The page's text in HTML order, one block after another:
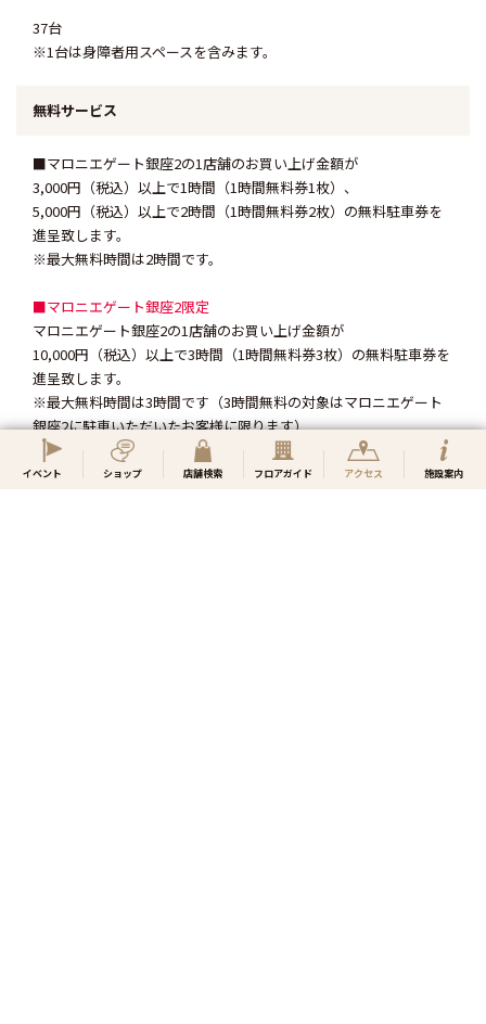
イベント ショップ 店舗検索 フロアガイド アクセス 施設案内
37台
※1台は身障者用スペースを含みます。
■マロニエゲート銀座2の1店舗のお買い上げ金額が
3,000円（税込）以上で1時間（1時間無料券1枚）、
5,000円（税込）以上で2時間（1時間無料券2枚） の無料駐車券を
進呈致します。
※最大無料時間は2時間です。
■マロニエゲート銀座2限定
マロニエゲート銀座2の1店舗のお買い上げ金額が
10,000円（税込）以上で3時間（1時間無料券3枚） の無料駐車券を
進呈致します。
※最大無料時間は3時間です（3時間無料の対象はマロニエゲート
銀座2に駐車いただいたお客様に限ります）
店頭にて無料駐車券をお受け取りいただき、駐車場スタッフにご
提示ください。